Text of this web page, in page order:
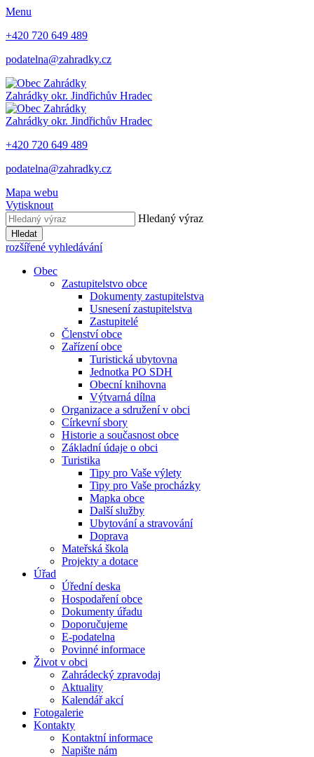
Menu
+420 720 649 489
podatelna@zahradky.cz
Zahrádky okr. Jindřichův Hradec
Zahrádky okr. Jindřichův Hradec
+420 720 649 489
podatelna@zahradky.cz
Mapa webu
Vytisknout
Hledaný výraz
Hledat
rozšířené vyhledávání
Obec
Zastupitelstvo obce
Dokumenty zastupitelstva
Usnesení zastupitelstva
Zastupitelé
Členství obce
Zařízení obce
Turistická ubytovna
Jednotka PO SDH
Obecní knihovna
Výtvarná dílna
Organizace a sdružení v obci
Církevní sbory
Historie a současnost obce
Základní údaje o obci
Turistika
Tipy pro Vaše výlety
Tipy pro Vaše procházky
Mapka obce
Další služby
Ubytování a stravování
Doprava
Mateřská škola
Projekty a dotace
Úřad
Úřední deska
Hospodaření obce
Dokumenty úřadu
Doporučujeme
E-podatelna
Povinné informace
Život v obci
Zahrádecký zpravodaj
Aktuality
Kalendář akcí
Fotogalerie
Kontakty
Kontaktní informace
Napište nám